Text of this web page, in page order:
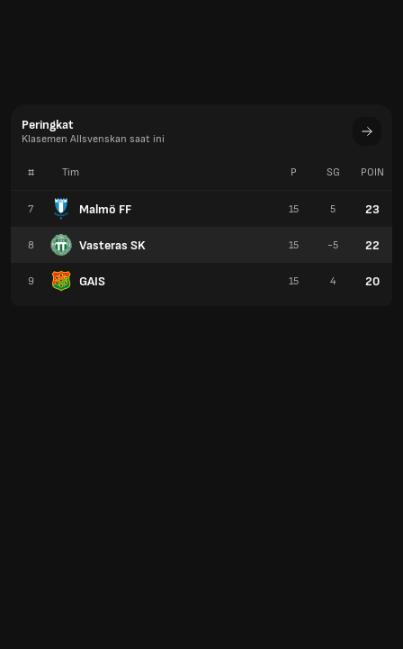
Peringkat
Klasemen Allsvenskan saat ini
# Tim
7 Malmö FF
8 Vasteras SK
9 GAIS
P SG POIN
15 5 23
15 -5 22
15 4 20